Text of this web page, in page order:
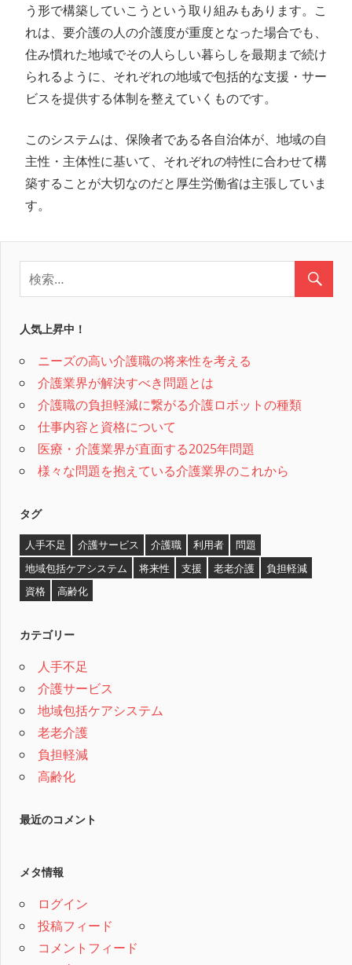
う形で構築していこうという取り組みもあります。こ
れは、要介護の人の介護度が重度となった場合でも、
住み慣れた地域でその人らしい暮らしを最期まで続け
られるように、それぞれの地域で包括的な支援・サー
ビスを提供する体制を整えていくものです。
このシステムは、保険者である各自治体が、地域の自
主性・主体性に基いて、それぞれの特性に合わせて構
築することが大切なのだと厚生労働省は主張していま
す。
人気上昇中！
ニーズの高い介護職の将来性を考える
介護業界が解決すべき問題とは
介護職の負担軽減に繋がる介護ロボットの種類
仕事内容と資格について
医療・介護業界が直面する2025年問題
様々な問題を抱えている介護業界のこれから
タグ
人手不足 介護サービス 介護職 利用者
問題
地域包括ケアシステム
将来性 支援 老老介護
負担軽減
資格
高齢化
カテゴリー
人手不足
介護サービス
地域包括ケアシステム
老老介護
負担軽減
高齢化
最近のコメント
メタ情報
ログイン
投稿フィード
コメントフィード